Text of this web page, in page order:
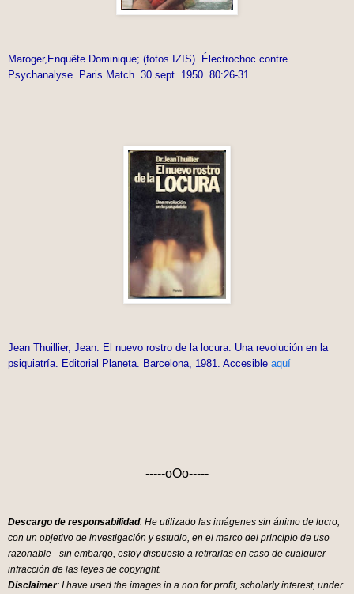
Maroger,Enquête Dominique; (fotos IZIS). Électrochoc contre
Psychanalyse. Paris Match. 30 sept. 1950. 80:26-31.
Jean Thuillier, Jean. El nuevo rostro de la locura. Una revolución en la
psiquiatría. Editorial Planeta. Barcelona, 1981. Accesible aquí
-----oOo-----
Descargo de responsabilidad: He utilizado las imágenes sin ánimo de lucro,
con un objetivo de investigación y estudio, en el marco del principio de uso
razonable - sin embargo, estoy dispuesto a retirarlas en caso de cualquier
infracción de las leyes de copyright.
Disclaimer: I have used the images in a non for profit, scholarly interest, under